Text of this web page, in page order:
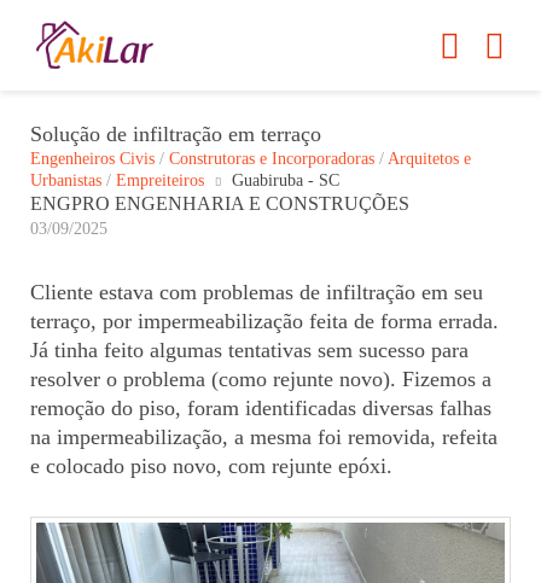
Solução de infiltração em terraço
Engenheiros Civis / Construtoras e Incorporadoras / Arquitetos e
Urbanistas / Empreiteiros Guabiruba - SC
ENGPRO ENGENHARIA E CONSTRUÇÕES
03/09/2025
Cliente estava com problemas de infiltração em seu
terraço, por impermeabilização feita de forma errada.
Já tinha feito algumas tentativas sem sucesso para
resolver o problema (como rejunte novo). Fizemos a
remoção do piso, foram identificadas diversas falhas
na impermeabilização, a mesma foi removida, refeita
e colocado piso novo, com rejunte epóxi.